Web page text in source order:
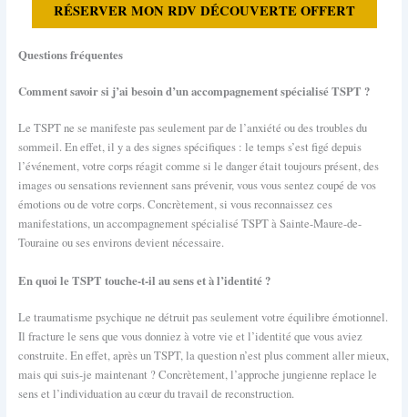
RÉSERVER MON RDV DÉCOUVERTE OFFERT
Questions fréquentes
Comment savoir si j’ai besoin d’un accompagnement spécialisé TSPT ?
Le TSPT ne se manifeste pas seulement par de l’anxiété ou des troubles du
sommeil. En effet, il y a des signes spécifiques : le temps s’est figé depuis
l’événement, votre corps réagit comme si le danger était toujours présent, des
images ou sensations reviennent sans prévenir, vous vous sentez coupé de vos
émotions ou de votre corps. Concrètement, si vous reconnaissez ces
manifestations, un accompagnement spécialisé TSPT à Sainte-Maure-de-
Touraine ou ses environs devient nécessaire.
En quoi le TSPT touche-t-il au sens et à l’identité ?
Le traumatisme psychique ne détruit pas seulement votre équilibre émotionnel.
Il fracture le sens que vous donniez à votre vie et l’identité que vous aviez
construite. En effet, après un TSPT, la question n’est plus comment aller mieux,
mais qui suis-je maintenant ? Concrètement, l’approche jungienne replace le
sens et l’individuation au cœur du travail de reconstruction.